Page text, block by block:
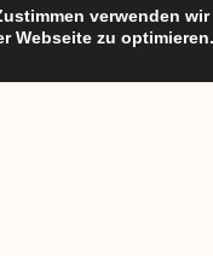
verwenden
zu